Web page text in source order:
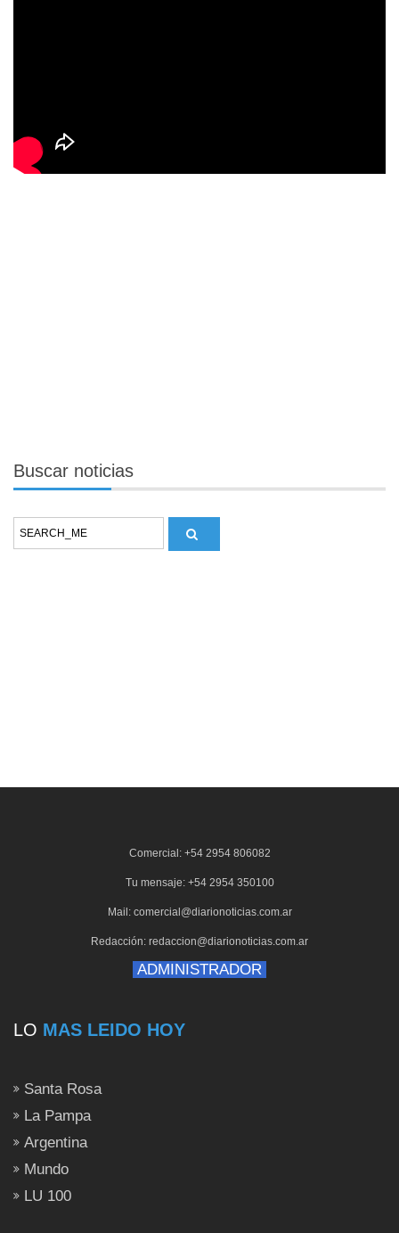
Buscar noticias
Comercial: +54 2954 806082
Tu mensaje: +54 2954 350100
Mail: comercial@diarionoticias.com.ar
Redacción: redaccion@diarionoticias.com.ar
ADMINISTRADOR
LO MAS LEIDO HOY
Santa Rosa
La Pampa
Argentina
Mundo
LU 100